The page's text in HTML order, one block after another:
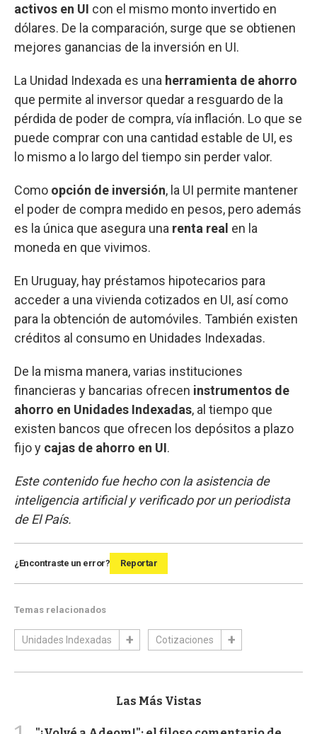
activos en UI con el mismo monto invertido en
dólares. De la comparación, surge que se obtienen
mejores ganancias de la inversión en UI.
La Unidad Indexada es una herramienta de ahorro
que permite al inversor quedar a resguardo de la
pérdida de poder de compra, vía inflación. Lo que se
puede comprar con una cantidad estable de UI, es
lo mismo a lo largo del tiempo sin perder valor.
Como opción de inversión, la UI permite mantener
el poder de compra medido en pesos, pero además
es la única que asegura una renta real en la
moneda en que vivimos.
En Uruguay, hay préstamos hipotecarios para
acceder a una vivienda cotizados en UI, así como
para la obtención de automóviles. También existen
créditos al consumo en Unidades Indexadas.
De la misma manera, varias instituciones
financieras y bancarias ofrecen instrumentos de
ahorro en Unidades Indexadas, al tiempo que
existen bancos que ofrecen los depósitos a plazo
fijo y cajas de ahorro en UI.
Este contenido fue hecho con la asistencia de
inteligencia artificial y verificado por un periodista
de El País.
¿Encontraste un error? Reportar
Temas relacionados
Unidades Indexadas Cotizaciones
Las Más Vistas